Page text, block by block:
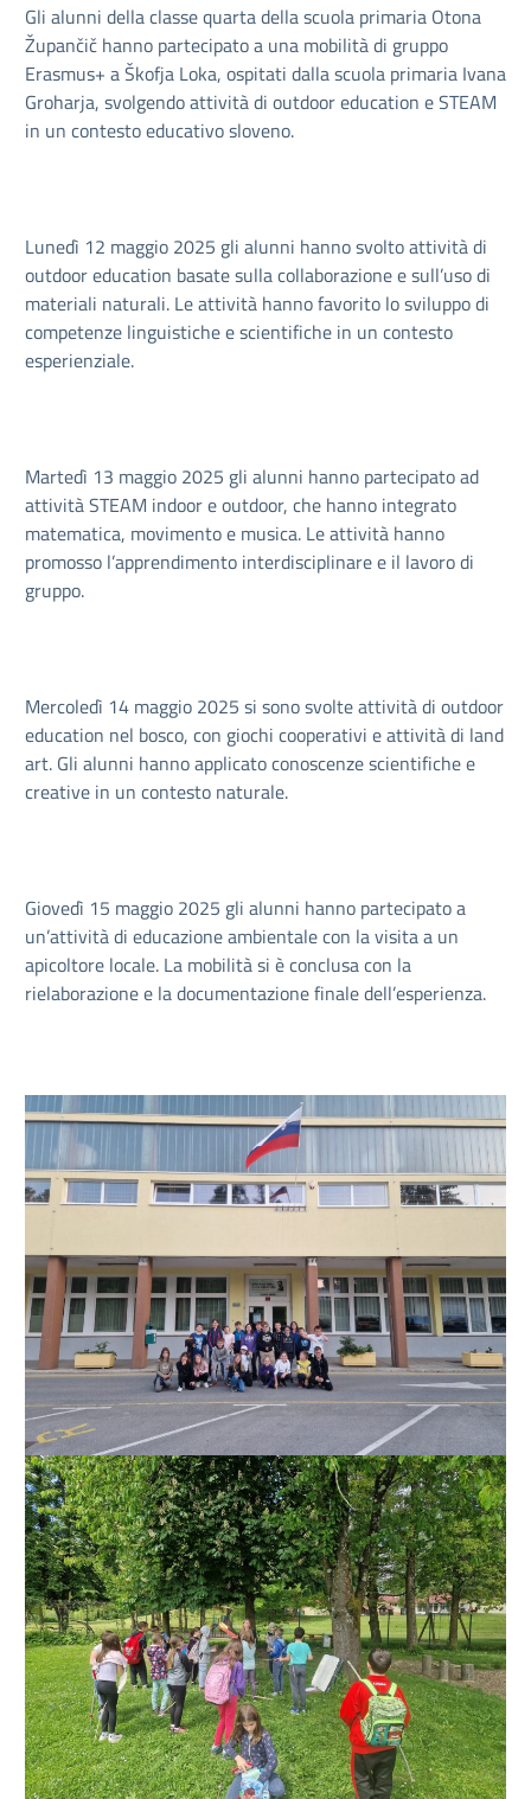
Gli alunni della classe quarta della scuola primaria Otona
Župančič hanno partecipato a una mobilità di gruppo
Erasmus+ a Škofja Loka, ospitati dalla scuola primaria Ivana
Groharja, svolgendo attività di outdoor education e STEAM
in un contesto educativo sloveno.
Lunedì 12 maggio 2025 gli alunni hanno svolto attività di
outdoor education basate sulla collaborazione e sull’uso di
materiali naturali. Le attività hanno favorito lo sviluppo di
competenze linguistiche e scientifiche in un contesto
esperienziale.
Martedì 13 maggio 2025 gli alunni hanno partecipato ad
attività STEAM indoor e outdoor, che hanno integrato
matematica, movimento e musica. Le attività hanno
promosso l’apprendimento interdisciplinare e il lavoro di
gruppo.
Mercoledì 14 maggio 2025 si sono svolte attività di outdoor
education nel bosco, con giochi cooperativi e attività di land
art. Gli alunni hanno applicato conoscenze scientifiche e
creative in un contesto naturale.
Giovedì 15 maggio 2025 gli alunni hanno partecipato a
un’attività di educazione ambientale con la visita a un
apicoltore locale. La mobilità si è conclusa con la
rielaborazione e la documentazione finale dell’esperienza.